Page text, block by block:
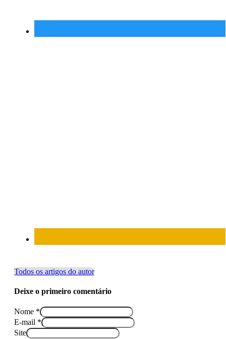
Todos os artigos do autor
Deixe o primeiro comentário
Nome *
E-mail *
Site